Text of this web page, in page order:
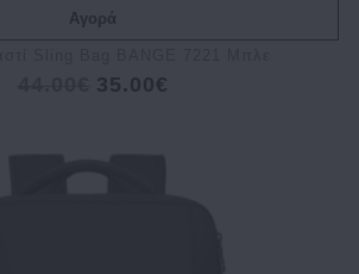
Αγορά
35.00€